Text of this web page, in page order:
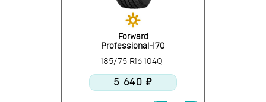
Forward
Professional-170
185/75 R16 104Q
5 640 ₽